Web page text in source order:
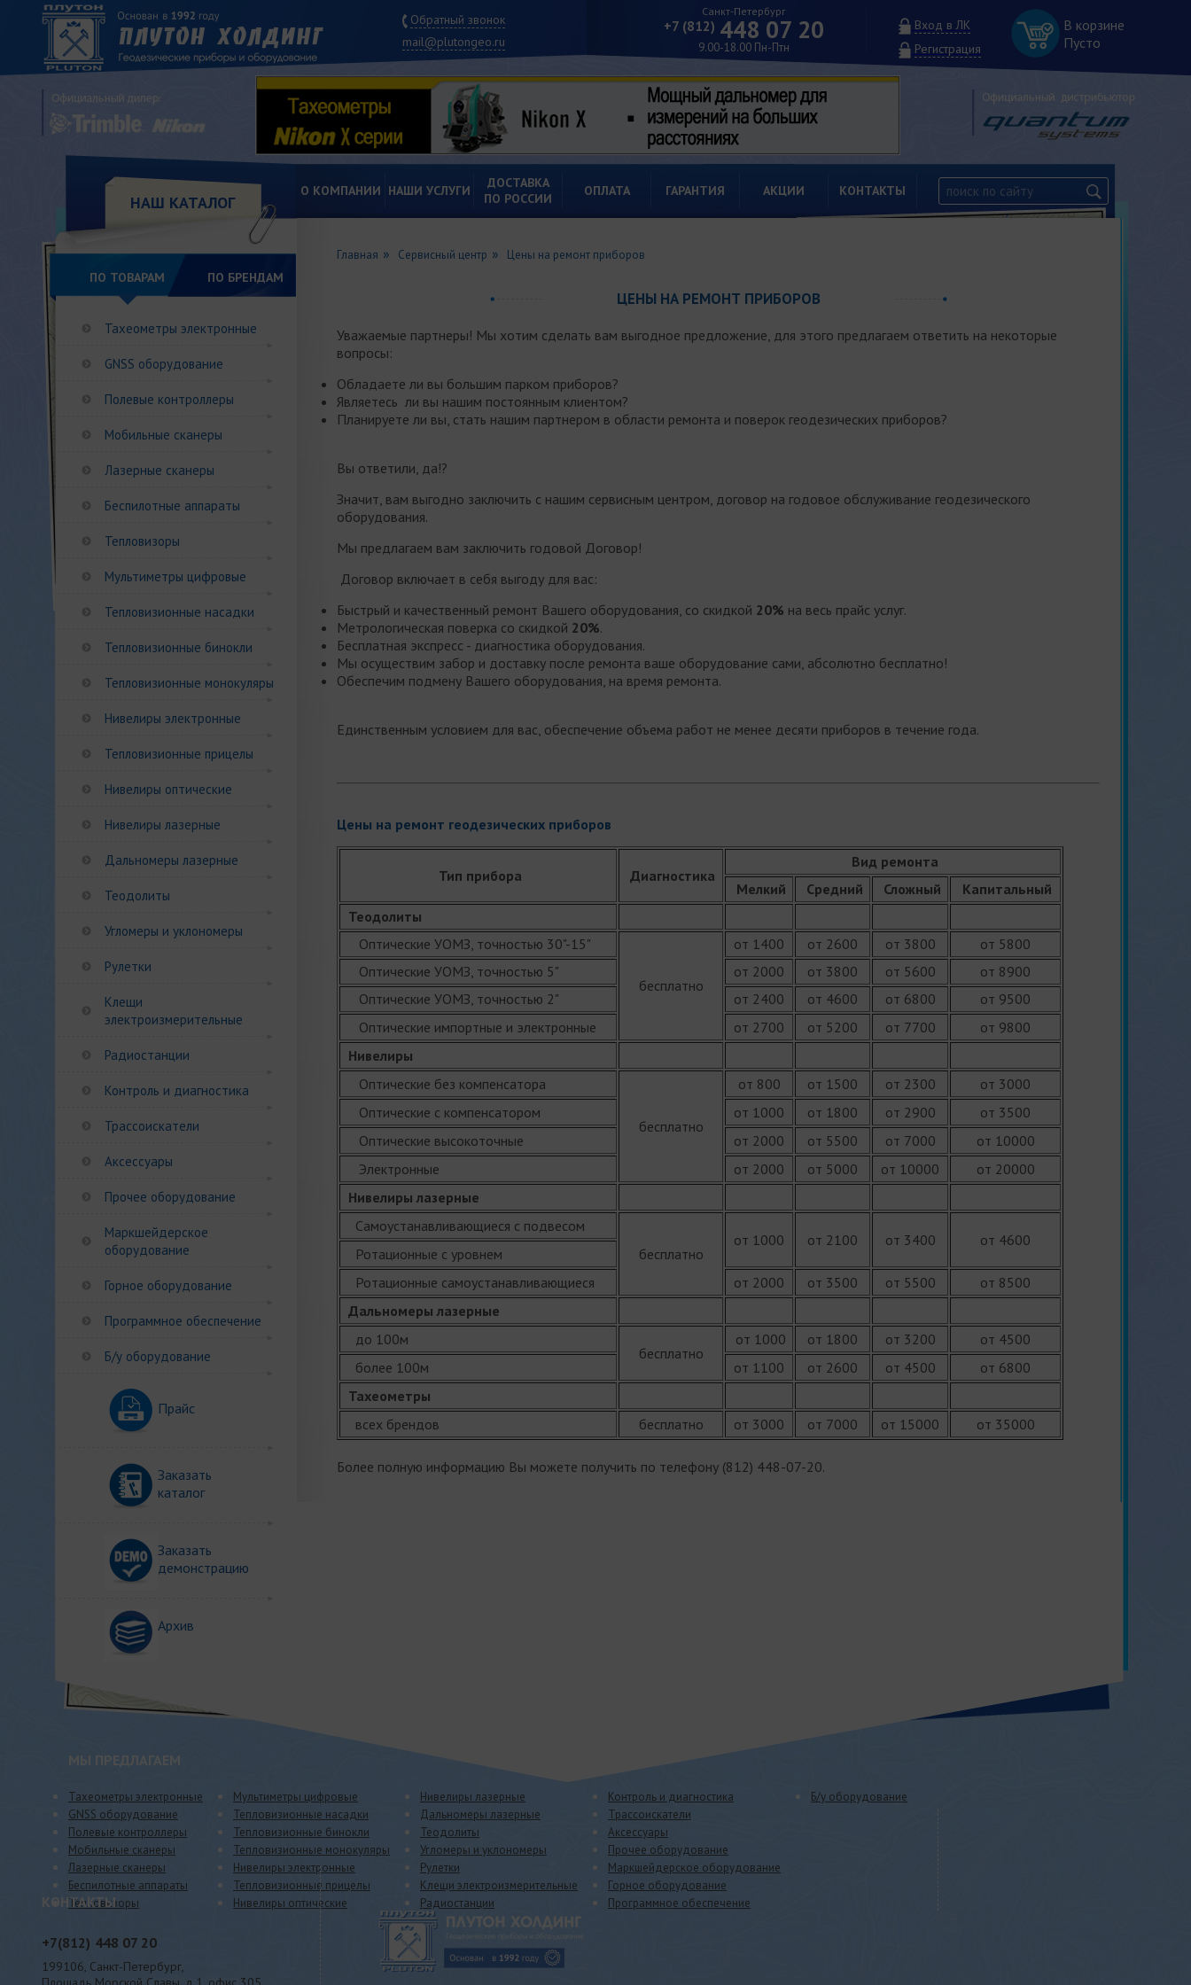
Обратный звонок
mail@plutongeo.ru
Санкт-Петербург
+7 (812) 448 07 20
9.00-18.00 Пн-Птн
Вход в ЛК
Регистрация
В корзине
Пусто
НАШ КАТАЛОГ
О КОМПАНИИ НАШИ УСЛУГИ
ДОСТАВКА
ПО РОССИИ
ОПЛАТА ГАРАНТИЯ АКЦИИ КОНТАКТЫ
ПО ТОВАРАМ ПО БРЕНДАМ
Тахеометры электронные
GNSS оборудование
Полевые контроллеры
Мобильные сканеры
Лазерные сканеры
Беспилотные аппараты
Тепловизоры
Мультиметры цифровые
Тепловизионные насадки
Тепловизионные бинокли
Тепловизионные монокуляры
Нивелиры электронные
Тепловизионные прицелы
Нивелиры оптические
Нивелиры лазерные
Дальномеры лазерные
Теодолиты
Угломеры и уклономеры
Рулетки
Клещи
электроизмерительные
Радиостанции
Контроль и диагностика
Трассоискатели
Аксессуары
Прочее оборудование
Маркшейдерское
оборудование
Горное оборудование
Программное обеспечение
Б/у оборудование
Прайс
Заказать
каталог
Заказать
демонстрацию
Архив
Главная Сервисный центр Цены на ремонт приборов
ЦЕНЫ НА РЕМОНТ ПРИБОРОВ
Уважаемые партнеры! Мы хотим сделать вам выгодное предложение, для этого предлагаем ответить на некоторые
вопросы:
Обладаете ли вы большим парком приборов?
Являетесь ли вы нашим постоянным клиентом?
Планируете ли вы, стать нашим партнером в области ремонта и поверок геодезических приборов?
Вы ответили, да!?
Значит, вам выгодно заключить с нашим сервисным центром, договор на годовое обслуживание геодезического
оборудования.
Мы предлагаем вам заключить годовой Договор!
Договор включает в себя выгоду для вас:
Быстрый и качественный ремонт Вашего оборудования, со скидкой 20% на весь прайс услуг.
Метрологическая поверка со скидкой 20%.
Бесплатная экспресс - диагностика оборудования.
Мы осуществим забор и доставку после ремонта ваше оборудование сами, абсолютно бесплатно!
Обеспечим подмену Вашего оборудования, на время ремонта.
Единственным условием для вас, обеспечение объема работ не менее десяти приборов в течение года.
Цены на ремонт геодезических приборов
Тип прибора Диагностика
Вид ремонта
Мелкий
Средний Сложный
Капитальный
Теодолиты
Оптические УОМЗ, точностью 30"-15"
бесплатно
от 1400 от 2600 от 3800
от 5800
Оптические УОМЗ, точностью 5"
от 2000 от 3800 от 5600
от 8900
Оптические УОМЗ, точностью 2"
от 2400 от 4600 от 6800
от 9500
Оптические импортные и электронные
от 2700 от 5200 от 7700
от 9800
Нивелиры
Оптические без компенсатора
бесплатно
от 800 от 1500 от 2300
от 3000
Оптические с компенсатором
от 1000 от 1800 от 2900
от 3500
Оптические высокоточные
от 2000 от 5500 от 7000
от 10000
Электронные
от 2000 от 5000 от 10000
от 20000
Нивелиры лазерные
Самоустанавливающиеся с подвесом
бесплатно
от 1000 от 2100 от 3400
от 4600
Ротационные с уровнем
Ротационные самоустанавливающиеся
от 2000 от 3500 от 5500
от 8500
Дальномеры лазерные
до 100м
бесплатно
от 1000 от 1800 от 3200
от 4500
более 100м
от 1100 от 2600 от 4500
от 6800
Тахеометры
всех брендов
бесплатно от 3000 от 7000 от 15000 от 35000
Более полную информацию Вы можете получить по телефону (812) 448-07-20.
МЫ ПРЕДЛАГАЕМ
Тахеометры электронные
GNSS оборудование
Полевые контроллеры
Мобильные сканеры
Лазерные сканеры
Беспилотные аппараты
Тепловизоры
Мультиметры цифровые
Тепловизионные насадки
Тепловизионные бинокли
Тепловизионные монокуляры
Нивелиры электронные
Тепловизионные прицелы
Нивелиры оптические
Нивелиры лазерные
Дальномеры лазерные
Теодолиты
Угломеры и уклономеры
Рулетки
Клещи электроизмерительные
Радиостанции
Контроль и диагностика
Трассоискатели
Аксессуары
Прочее оборудование
Маркшейдерское оборудование
Горное оборудование
Программное обеспечение
Б/у оборудование
КОНТАКТЫ
+7(812) 448 07 20
199106, Санкт-Петербург,